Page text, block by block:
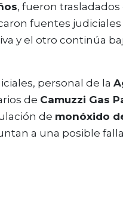
, fueron trasladados
fuentes
y el otro continúa
personal de la
de Camuzzi Gas
de monóxido
a una posible